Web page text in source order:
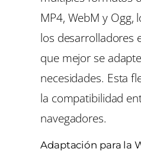
MP4, WebM y Ogg,
los desarrolladores
que mejor se
necesidades. Esta
la compatibilidad
navegadores.
Adaptación para la